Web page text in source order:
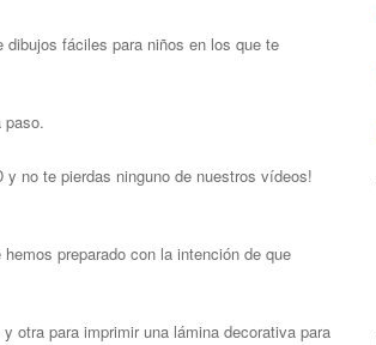
dibujos fáciles para niños en los que te
paso.
no te pierdas ninguno de nuestros vídeos!
preparado con la intención de que
otra para imprimir una lámina decorativa para